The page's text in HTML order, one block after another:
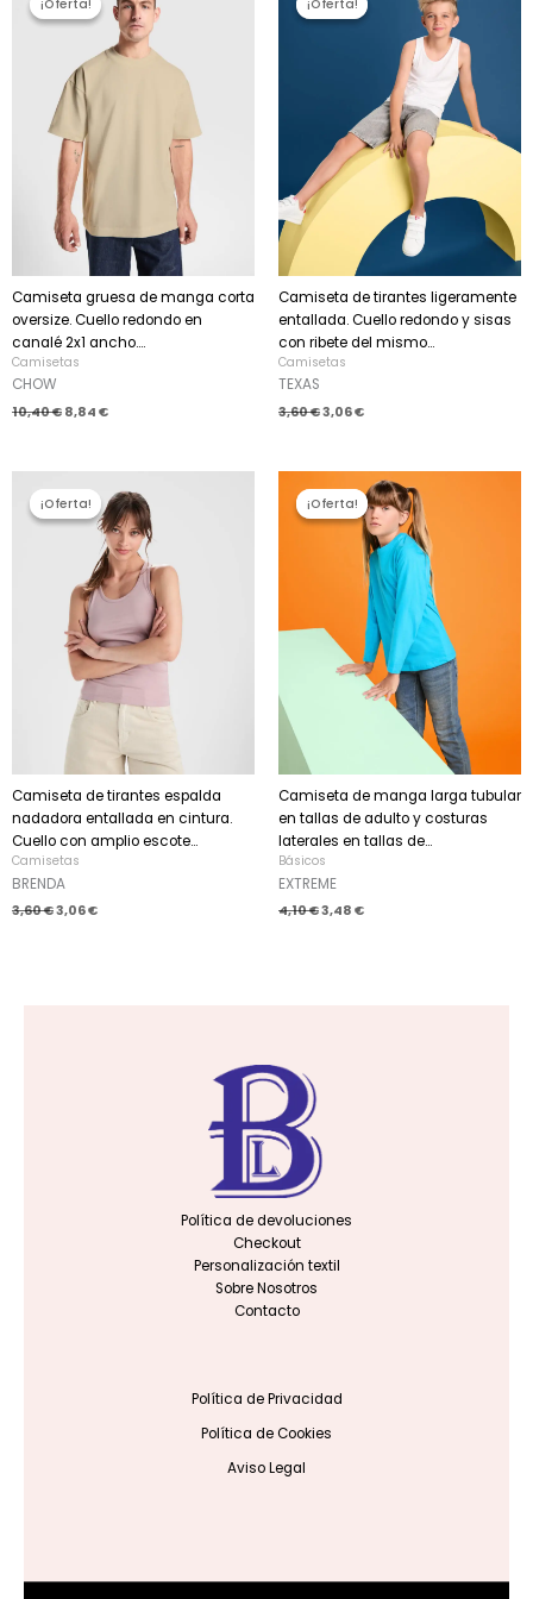
¡Oferta!
Camiseta gruesa de manga corta
oversize. Cuello redondo en
canalé 2x1 ancho....
¡Oferta!
Camisetas
CHOW
10,40€
original
era:
10,40 €.
8,84 €
actual
es:
8,84 €.
¡Oferta!
Camiseta de tirantes ligeramente
entallada. Cuello redondo y sisas
con ribete del mismo...
¡Oferta!
Camisetas
TEXAS
3,60€
original
era:
3,06€
actual
3,06 €.
¡Oferta!
Camiseta de tirantes espalda
nadadora entallada en cintura.
Cuello con amplio escote...
¡Oferta!
Camisetas
BRENDA
3,60€
precio
original
era:
3,06€
precio
actual
es:
3,06 €.
¡Oferta!
Camiseta de manga larga tubular
en tallas de adulto y costuras
laterales en tallas de...
¡Oferta!
Básicos
EXTREME
4,10€
precio
original
era:
4,10 €.
3,48 €
precio
actual
es:
3,48 €.
Política de devoluciones
Checkout
Personalización textil
Sobre Nosotros
Contacto
Política de Privacidad
Política de Cookies
Aviso Legal